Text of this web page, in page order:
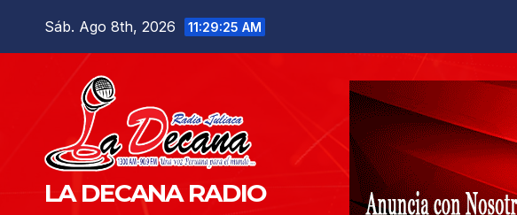
Sáb. Ago 8th, 2026 11:29:26 AM
LA DECANA RADIO